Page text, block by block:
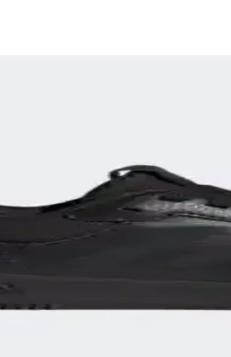
Şıklığı Bir Arada Sunan
yapısıyla günlük ve spor aktivitelerinde
ve Konfor Sunan Dayanıklı
konforuyla günlük kullanımda